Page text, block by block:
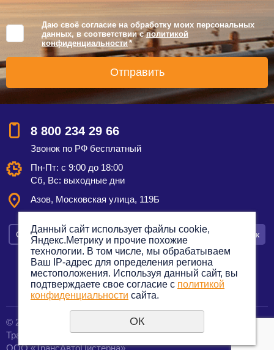
Даю своё согласие на обработку моих персональных
данных, в соответствии сполитикой
конфиденциальности *
8 800 234 29 66
Звонок по РФ бесплатный
Пн-Пт: с 9:00 до 18:00
Сб, Вс: выходные дни
Азов, Московская улица, 119Б
Смотреть на карте Оставить заявку Заказать звонок
Политика конфиденциальности
© 2012—2023. Все права защищены.
Транспортная компания по грузоперевозкам
ООО «ТрансАвтоЦистерна»
Данный сайт использует файлы cookie,
Яндекс.Метрику и прочие похожие
технологии. В том числе, мы обрабатываем
Ваш IP-адрес для определения региона
местоположения. Используя данный сайт, вы
подтверждаете свое согласие с политикой
конфиденциальности сайта.
ОК